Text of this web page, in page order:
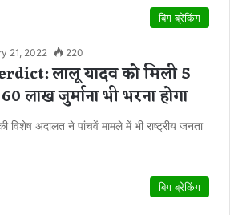
बिग ब्रेकिंग
21, 2022 220
लालू यादव को मिली 5
लाख जुर्माना भी भरना होगा
विशेष अदालत ने पांचवें मामले में भी राष्ट्रीय जनता
बिग ब्रेकिंग